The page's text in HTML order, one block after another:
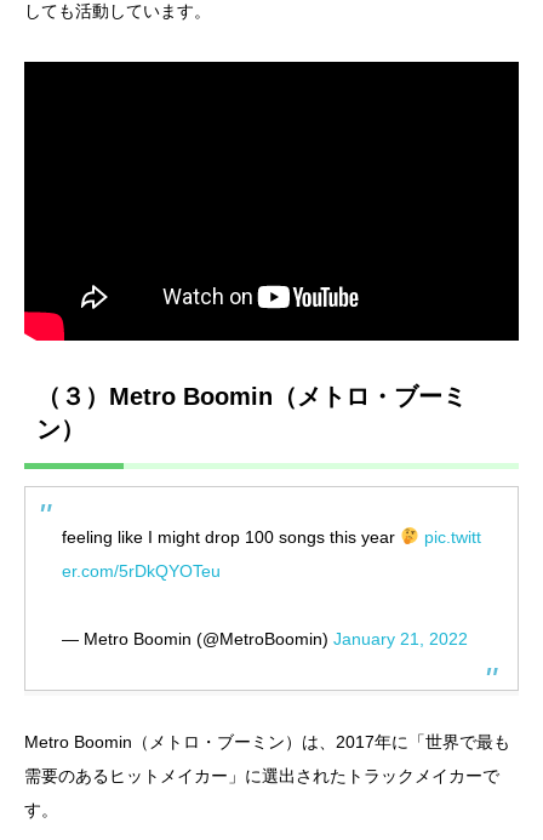
しても活動しています。
（３）Metro Boomin（メトロ・ブーミ
ン）
feeling like I might drop 100 songs this year
pic.twitt
er.com/5rDkQYOTeu
— Metro Boomin (@MetroBoomin) January 21, 2022
Metro Boomin（メトロ・ブーミン）は、2017年に「世界で最も
需要のあるヒットメイカー」に選出されたトラックメイカーで
す。